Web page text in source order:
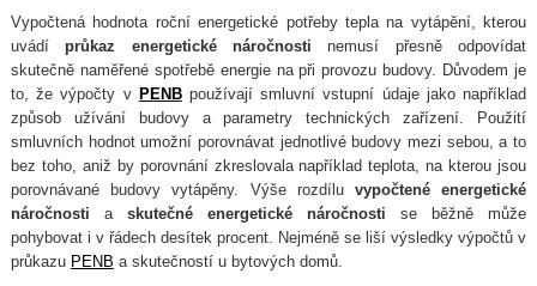
Vypočtená hodnota roční energetické potřeby tepla na vytápění, kterou
uvádíprůkaz energetické náročnosti nemusí přesně odpovídat
skutečně naměřené spotřebě energie na při provozu budovy. Důvodem je
to, že výpočty v PENBpoužívají smluvní vstupní údaje jako například
způsob užívání budovy a parametry technických zařízení. Použití
smluvních hodnot umožní porovnávat jednotlivé budovy mezi sebou, a to
bez toho, aniž by porovnání zkreslovala například teplota, na kterou jsou
porovnávané budovy vytápěny. Výše rozdílu vypočtené energetické
náročnosti a skutečné energetické náročnosti se běžně může
pohybovat i v řádech desítek procent. Nejméně se liší výsledky výpočtů v
průkazu PENB a skutečností u bytových domů.